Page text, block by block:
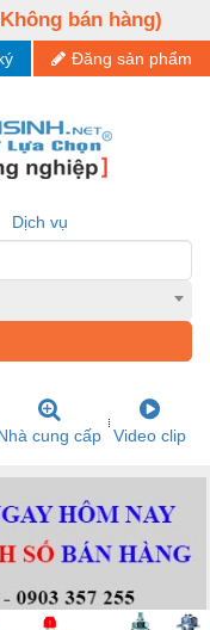
bán hàng)
Đăng sản phẩm
Dịch vụ
cung cấp Video clip